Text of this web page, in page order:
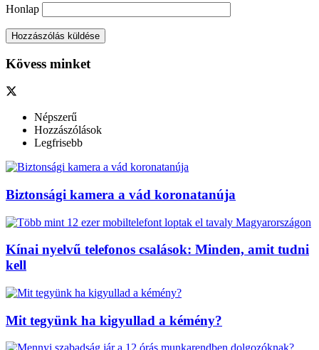
Honlap
Kövess minket
Népszerű
Hozzászólások
Legfrisebb
Biztonsági kamera a vád koronatanúja
Kínai nyelvű telefonos csalások: Minden, amit tudni
kell
Mit tegyünk ha kigyullad a kémény?